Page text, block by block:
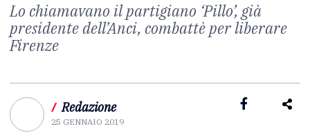
Lo chiamavano il partigiano ‘Pillo’, già
presidente dell’Anci, combattè per liberare
Firenze
/ Redazione
25 GENNAIO 2019